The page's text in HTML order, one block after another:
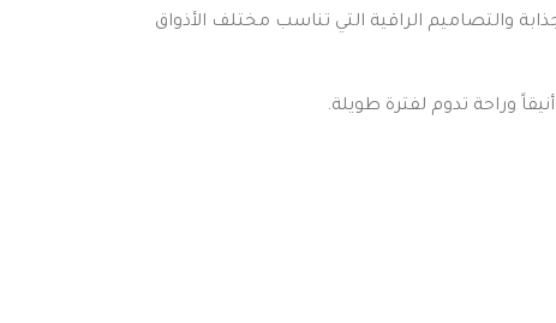
والتصاميم الراقية التي تناسب مختلف الأذواق
وراحة تدوم لفترة طويلة.